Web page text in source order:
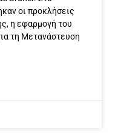
οι προκλήσεις
η εφαρμογή του
τη Μετανάστευση